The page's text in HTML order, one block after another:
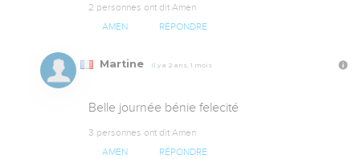
2 personnes ont dit Amen
AMEN RÉPONDRE
Martine Il y a 2 ans, 1 mois
Belle journée bénie felecité
3 personnes ont dit Amen
AMEN RÉPONDRE